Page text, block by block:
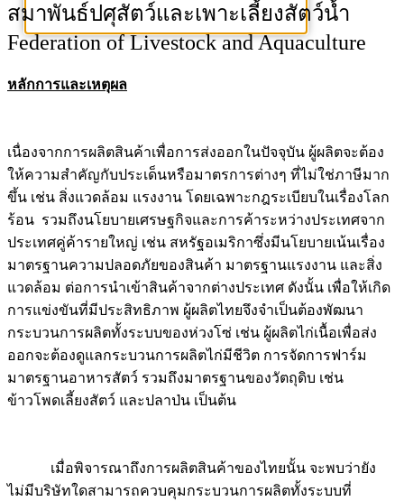
สมาพันธ์ปศุสัตว์และเพาะเลี้ยงสัตว์น้ำ
Federation of Livestock and Aquaculture
หลักการและเหตุผล
เนื่องจากการผลิตสินค้าเพื่อการส่งออกในปัจจุบัน ผู้ผลิตจะต้อง
ให้ความสำคัญกับประเด็นหรือมาตรการต่างๆ ที่ไม่ใช่ภาษีมาก
ขึ้น เช่น สิ่งแวดล้อม แรงงาน โดยเฉพาะกฎระเบียบในเรื่องโลก
ร้อน รวมถึงนโยบายเศรษฐกิจและการค้าระหว่างประเทศจาก
ประเทศคู่ค้ารายใหญ่ เช่น สหรัฐอเมริกาซึ่งมีนโยบายเน้นเรื่อง
มาตรฐานความปลอดภัยของสินค้า มาตรฐานแรงงาน และสิ่ง
แวดล้อม ต่อการนำเข้าสินค้าจากต่างประเทศ ดังนั้น เพื่อให้เกิด
การแข่งขันที่มีประสิทธิภาพ ผู้ผลิตไทยจึงจำเป็นต้องพัฒนา
กระบวนการผลิตทั้งระบบของห่วงโซ่ เช่น ผู้ผลิตไก่เนื้อเพื่อส่ง
ออกจะต้องดูแลกระบวนการผลิตไก่มีชีวิต การจัดการฟาร์ม
มาตรฐานอาหารสัตว์ รวมถึงมาตรฐานของวัตถุดิบ เช่น
ข้าวโพดเลี้ยงสัตว์ และปลาป่น เป็นต้น
เมื่อพิจารณาถึงการผลิตสินค้าของไทยนั้น จะพบว่ายัง
ไม่มีบริษัทใดสามารถควบคุมกระบวนการผลิตทั้งระบบที่